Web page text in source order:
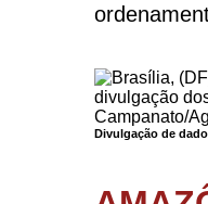
Divulgação de